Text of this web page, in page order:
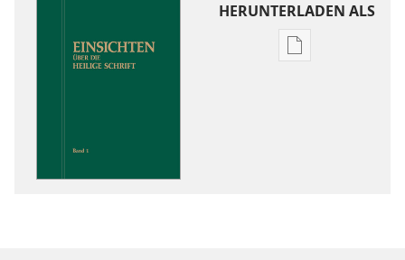
HERUNTERLADEN ALS